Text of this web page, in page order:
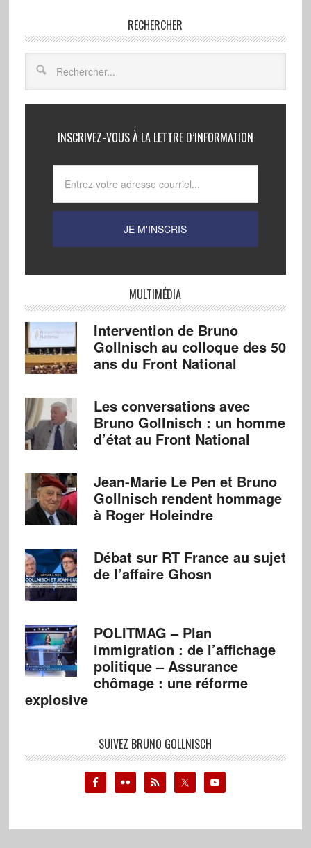
RECHERCHER
INSCRIVEZ-VOUS À LA LETTRE D’INFORMATION
MULTIMÉDIA
Intervention de Bruno
Gollnisch au colloque des 50
ans du Front National
Les conversations avec
Bruno Gollnisch : un homme
d’état au Front National
Jean-Marie Le Pen et Bruno
Gollnisch rendent hommage
à Roger Holeindre
Débat sur RT France au sujet
de l’affaire Ghosn
POLITMAG – Plan
immigration : de l’affichage
politique – Assurance
chômage : une réforme
explosive
SUIVEZ BRUNO GOLLNISCH